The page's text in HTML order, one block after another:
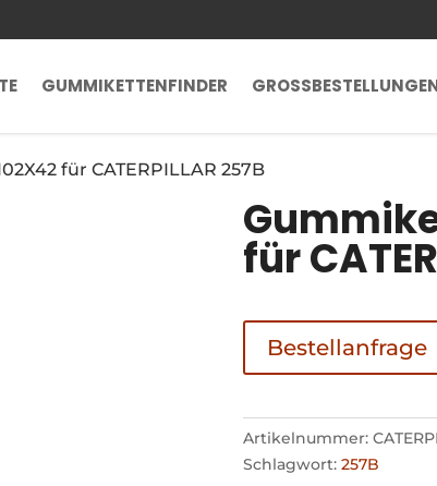
GUMMIKETTENFINDER GROSSBESTELLUNGEN
für CATERPILLAR 257B
für
Bestellanfrage
Artikelnummer:
Schlagwort: 257B